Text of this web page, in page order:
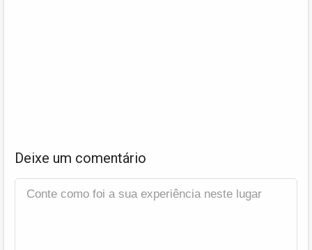
Deixe um comentário